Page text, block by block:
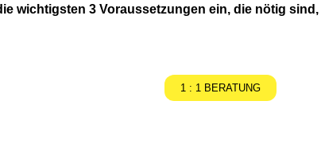
wichtigsten 3 Voraussetzungen ein, die nötig
1 : 1 BERATUNG